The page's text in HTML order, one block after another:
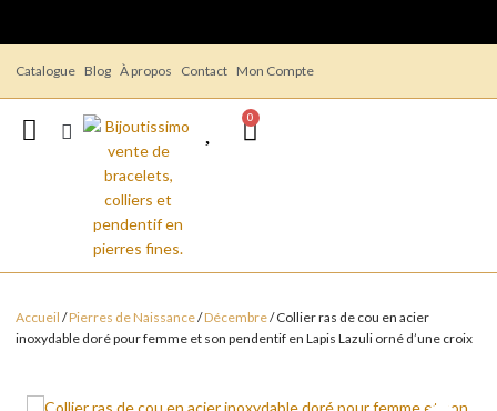
Catalogue Blog À propos Contact Mon Compte
0
Accueil /Pierres de Naissance/Décembre/ Collier ras de cou en acier
inoxydable doré pour femme et son pendentif en Lapis Lazuli orné d’une croix